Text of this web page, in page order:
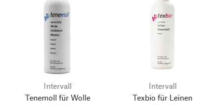
Intervall
Tenemoll für Wolle
Intervall
Texbio für Leinen